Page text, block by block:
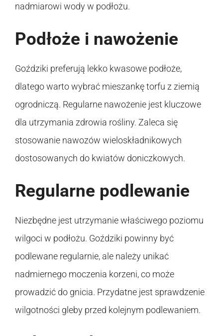
nadmiarowi wody w podłożu.
Podłoże i nawożenie
Goździki preferują lekko kwasowe podłoże,
dlatego warto wybrać mieszankę torfu z ziemią
ogrodniczą. Regularne nawożenie jest kluczowe
dla utrzymania zdrowia rośliny. Zaleca się
stosowanie nawozów wieloskładnikowych
dostosowanych do kwiatów doniczkowych.
Regularne podlewanie
Niezbędne jest utrzymanie właściwego poziomu
wilgoci w podłożu. Goździki powinny być
podlewane regularnie, ale należy unikać
nadmiernego moczenia korzeni, co może
prowadzić do gnicia. Przydatne jest sprawdzenie
wilgotności gleby przed kolejnym podlewaniem.